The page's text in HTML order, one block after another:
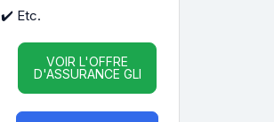
✔️ Etc.
VOIR L'OFFRE
D'ASSURANCE GLI